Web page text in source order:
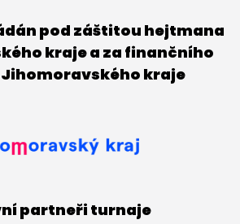
pod záštitou hejtmana
kraje a za finančního
kraje
partneři turnaje